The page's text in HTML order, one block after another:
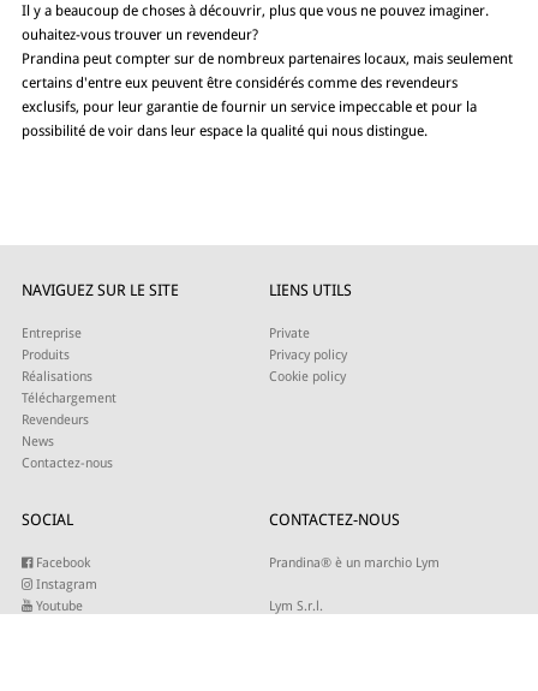
Il y a beaucoup de choses à découvrir, plus que vous ne pouvez imaginer.
ouhaitez-vous trouver un revendeur?
Prandina peut compter sur de nombreux partenaires locaux, mais seulement
certains d'entre eux peuvent être considérés comme des revendeurs
exclusifs, pour leur garantie de fournir un service impeccable et pour la
possibilité de voir dans leur espace la qualité qui nous distingue.
NAVIGUEZ SUR LE SITE
Entreprise
Produits
Réalisations
Téléchargement
Revendeurs
News
Contactez-nous
LIENS UTILS
Private
Privacy policy
Cookie policy
SOCIAL
Facebook
Instagram
Youtube
CONTACTEZ-NOUS
Prandina® è un marchio Lym
Lym S.r.l.